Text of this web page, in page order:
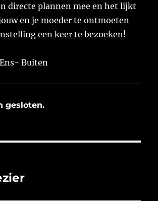
directe plannen mee en het lijkt
en je moeder te ontmoeten
een keer te bezoeken!
Buiten
gesloten.